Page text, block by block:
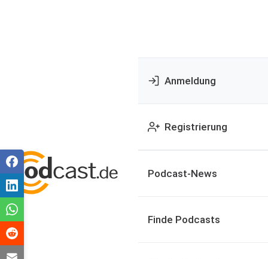
Anmeldung
Registrierung
Podcast-News
Finde Podcasts